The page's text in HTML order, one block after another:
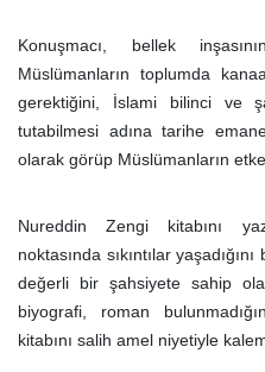
Konuşmacı, bellek
Müslümanların toplumda
gerektiğini, İslami bilinci ve
tutabilmesi adına tarihe
olarak görüp Müslümanların
Nureddin Zengi kitabını
noktasında sıkıntılar
değerli bir şahsiyete sahip
biyografi, roman
kitabını salih amel niyetiyle